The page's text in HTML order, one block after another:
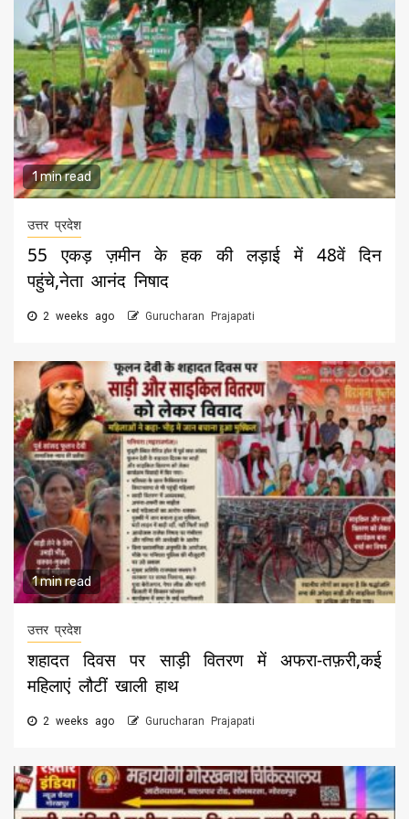
1 min read
उत्तर प्रदेश
55 एकड़ ज़मीन के हक की लड़ाई में 48वें दिन
पहुंचे,नेता आनंद निषाद
2 weeks ago Gurucharan Prajapati
1 min read
उत्तर प्रदेश
शहादत दिवस पर साड़ी वितरण में अफरा-तफ़री,कई
महिलाएं लौटीं खाली हाथ
2 weeks ago Gurucharan Prajapati